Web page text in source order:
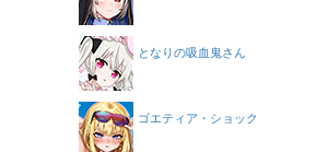
となりの吸血鬼さん
ゴエティア・ショック